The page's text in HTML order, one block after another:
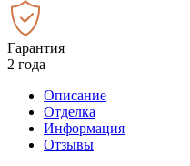
Гарантия
2 года
Описание
Отделка
Информация
Отзывы